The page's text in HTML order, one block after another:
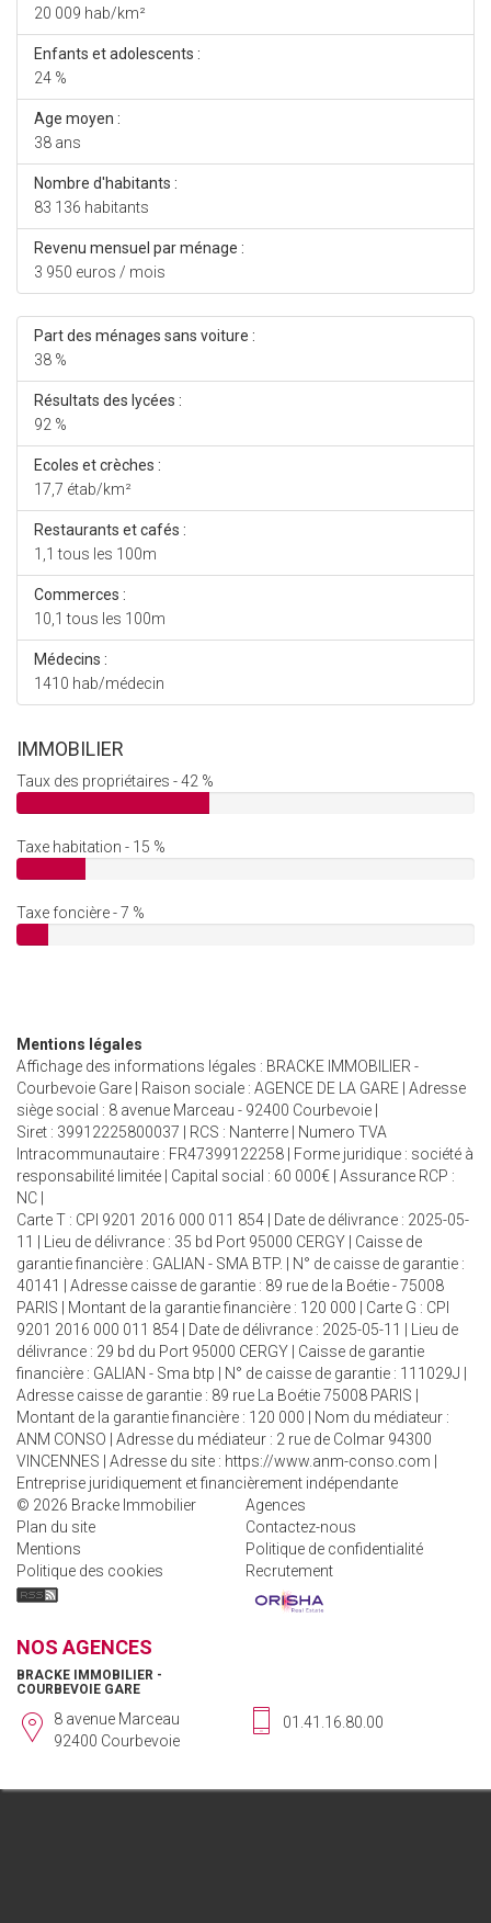
20 009 hab/km²
Enfants et adolescents :
24 %
Age moyen :
38 ans
Nombre d'habitants :
83 136 habitants
Revenu mensuel par ménage :
3 950 euros / mois
Part des ménages sans voiture :
38 %
Résultats des lycées :
92 %
Ecoles et crèches :
17,7 étab/km²
Restaurants et cafés :
1,1 tous les 100m
Commerces :
10,1 tous les 100m
Médecins :
1410 hab/médecin
IMMOBILIER
Taux des propriétaires - 42 %
Taxe habitation - 15 %
Taxe foncière - 7 %
Mentions légales
Affichage des informations légales : BRACKE IMMOBILIER -
Courbevoie Gare | Raison sociale : AGENCE DE LA GARE | Adresse
siège social : 8 avenue Marceau - 92400 Courbevoie |
Siret : 39912225800037 | RCS : Nanterre | Numero TVA
Intracommunautaire : FR47399122258 | Forme juridique : société à
responsabilité limitée | Capital social : 60 000€ | Assurance RCP :
NC |
Carte T : CPI 9201 2016 000 011 854 | Date de délivrance : 2025-05-
11 | Lieu de délivrance : 35 bd Port 95000 CERGY | Caisse de
garantie financière : GALIAN - SMA BTP. | N° de caisse de garantie :
40141 | Adresse caisse de garantie : 89 rue de la Boétie - 75008
PARIS | Montant de la garantie financière : 120 000 | Carte G : CPI
9201 2016 000 011 854 | Date de délivrance : 2025-05-11 | Lieu de
délivrance : 29 bd du Port 95000 CERGY | Caisse de garantie
financière : GALIAN - Sma btp | N° de caisse de garantie : 111029J |
Adresse caisse de garantie : 89 rue La Boétie 75008 PARIS |
Montant de la garantie financière : 120 000 | Nom du médiateur :
ANM CONSO | Adresse du médiateur : 2 rue de Colmar 94300
VINCENNES | Adresse du site : https://www.anm-conso.com
Entreprise juridiquement et financièrement indépendante
© 2026 Bracke Immobilier
Agences
Plan du site
Contactez-nous
Mentions
Politique de confidentialité
Politique des cookies
Recrutement
NOS AGENCES
BRACKE IMMOBILIER -
COURBEVOIE GARE
8 avenue Marceau
92400 Courbevoie
01.41.16.80.00